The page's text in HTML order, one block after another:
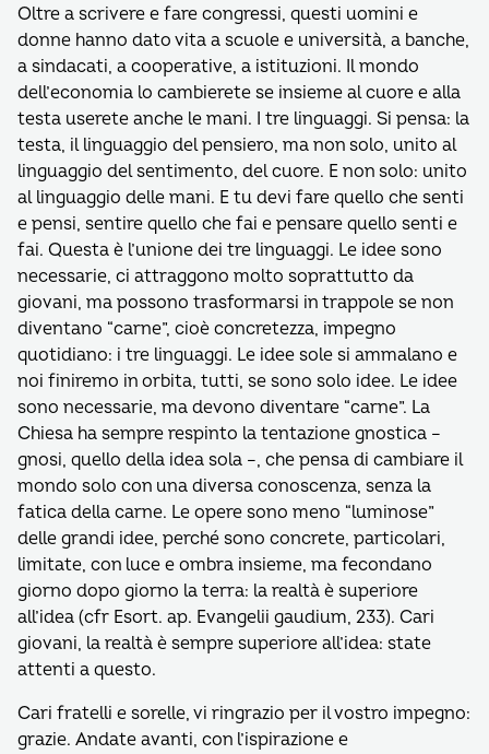
Oltre a scrivere e fare congressi, questi uomini e
donne hanno dato vita a scuole e università, a banche,
a sindacati, a cooperative, a istituzioni. Il mondo
dell’economia lo cambierete se insieme al cuore e alla
testa userete anche le mani. I tre linguaggi. Si pensa: la
testa, il linguaggio del pensiero, ma non solo, unito al
linguaggio del sentimento, del cuore. E non solo: unito
al linguaggio delle mani. E tu devi fare quello che senti
e pensi, sentire quello che fai e pensare quello senti e
fai. Questa è l’unione dei tre linguaggi. Le idee sono
necessarie, ci attraggono molto soprattutto da
giovani, ma possono trasformarsi in trappole se non
diventano “carne”, cioè concretezza, impegno
quotidiano: i tre linguaggi. Le idee sole si ammalano e
noi finiremo in orbita, tutti, se sono solo idee. Le idee
sono necessarie, ma devono diventare “carne”. La
Chiesa ha sempre respinto la tentazione gnostica –
gnosi, quello della idea sola –, che pensa di cambiare il
mondo solo con una diversa conoscenza, senza la
fatica della carne. Le opere sono meno “luminose”
delle grandi idee, perché sono concrete, particolari,
limitate, con luce e ombra insieme, ma fecondano
giorno dopo giorno la terra: la realtà è superiore
all’idea (cfr Esort. ap. Evangelii gaudium, 233). Cari
giovani, la realtà è sempre superiore all’idea: state
attenti a questo.
Cari fratelli e sorelle, vi ringrazio per il vostro impegno:
grazie. Andate avanti, con l’ispirazione e